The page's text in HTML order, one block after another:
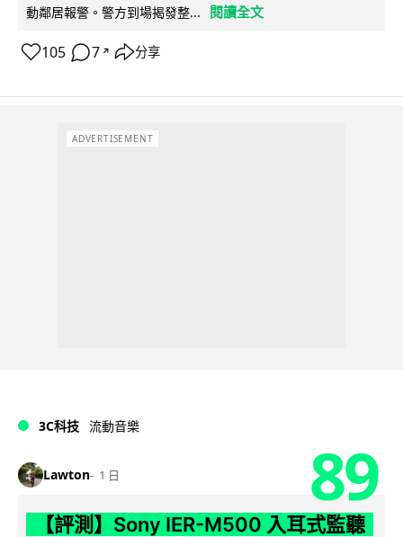
動鄰居報警。警方到場揭發整...
閱讀全文
105 7 ↗ 分享
ADVERTISEMENT
3C科技 流動音樂
Lawton 1 日 89
【評測】Sony IER-M500 入耳式監聽